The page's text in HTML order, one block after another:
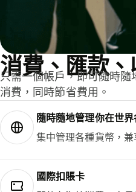
消費、匯款
只需一個帳戶，即可隨時
消費，同時節省費用。
隨時隨地管理你在世界
集中管理各種貨幣，兼
國際扣賬卡